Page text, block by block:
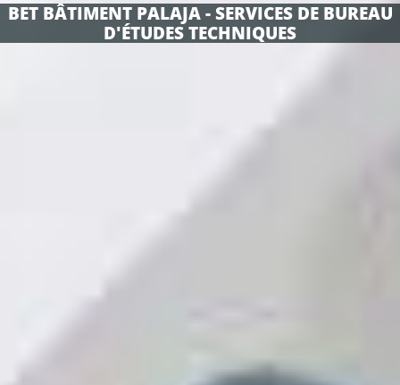
BET BÂTIMENT PALAJA - SERVICES DE BUREAU
D'ÉTUDES TECHNIQUES